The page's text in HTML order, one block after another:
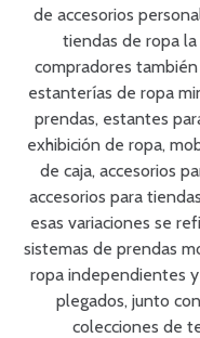
de accesorios
tiendas de ropa
compradores
estanterías de ropa
prendas, estantes
exhibición de ropa,
de caja, accesorios
accesorios para
esas variaciones se
sistemas de prendas
ropa independientes
plegados, junto
colecciones de